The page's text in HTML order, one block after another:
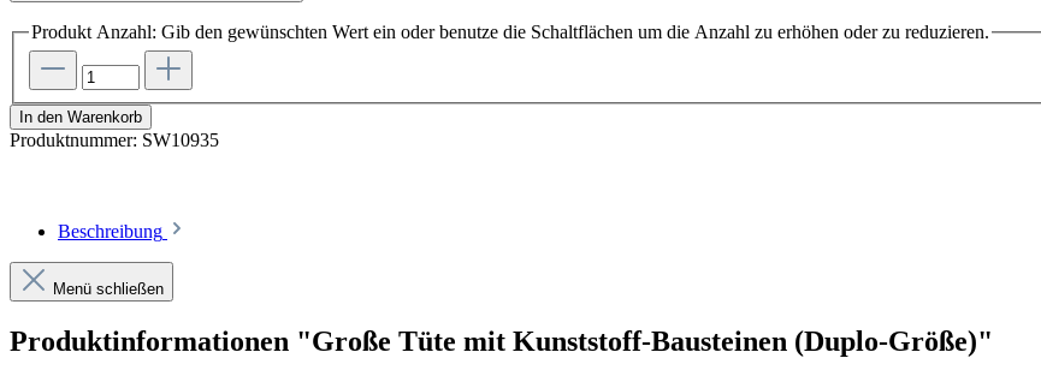
Produkt Anzahl: Gib den gewünschten Wert ein oder benutze die Schaltflächen um die Anzahl zu erhöhen oder zu reduzieren.
In den Warenkorb
Produktnummer: SW10935
Beschreibung
Menü schließen
Produktinformationen "Große Tüte mit Kunststoff-Bausteinen (Duplo-Größe)"